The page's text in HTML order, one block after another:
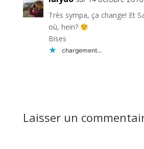
Très sympa, ça change! Et
où, hein?
Bises
chargement…
Laisser un